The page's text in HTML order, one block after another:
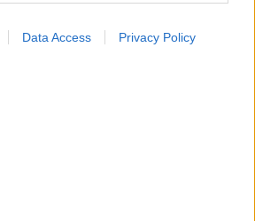
Data Access Privacy Policy